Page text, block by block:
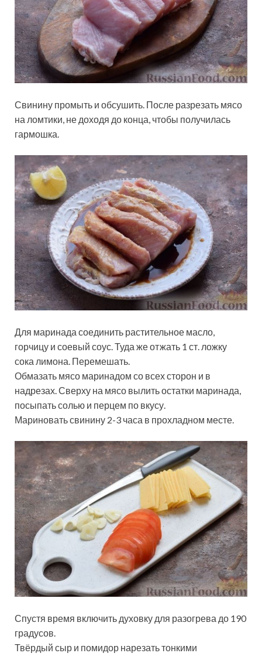
Свинину промыть и обсушить. После разрезать мясо
на ломтики, не доходя до конца, чтобы получилась
гармошка.
Для маринада соединить растительное масло,
горчицу и соевый соус. Туда же отжать 1 ст. ложку
сока лимона. Перемешать.
Обмазать мясо маринадом со всех сторон и в
надрезах. Сверху на мясо вылить остатки маринада,
посыпать солью и перцем по вкусу.
Мариновать свинину 2-3 часа в прохладном месте.
Спустя время включить духовку для разогрева до 190
градусов.
Твёрдый сыр и помидор нарезать тонкими